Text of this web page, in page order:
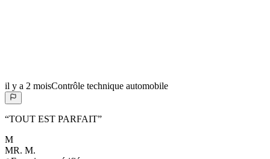
il y a 2 moisContrôle technique automobile
“TOUT EST PARFAIT”
M
MR. M.